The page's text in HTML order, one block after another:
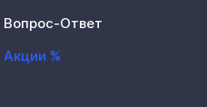
Вопрос-Ответ
Акции %